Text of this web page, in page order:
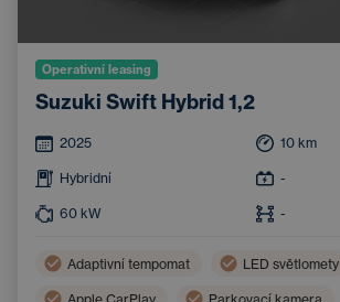
Operativní leasing
Suzuki Swift Hybrid 1,2
2025 10 km
Hybridní -
60 kW -
Adaptivní tempomat LED světlomety